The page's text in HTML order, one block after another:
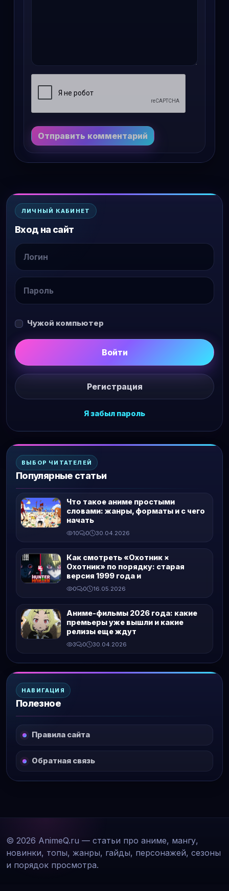
Отправить комментарий
ЛИЧНЫЙ КАБИНЕТ
Вход на сайт
Чужой компьютер
Войти
Регистрация
Я забыл пароль
ВЫБОР ЧИТАТЕЛЕЙ
Популярные статьи
Что такое аниме простыми
словами: жанры, форматы и с чего
начать
10 0 30.04.2026
Как смотреть «Охотник ×
Охотник» по порядку: старая
версия 1999 года и
0 0 16.05.2026
Аниме-фильмы 2026 года: какие
премьеры уже вышли и какие
релизы еще ждут
3 0 30.04.2026
НАВИГАЦИЯ
Полезное
Правила сайта
Обратная связь
© 2026 AnimeQ.ru — статьи про аниме, мангу,
новинки, топы, жанры, гайды, персонажей, сезоны
и порядок просмотра.